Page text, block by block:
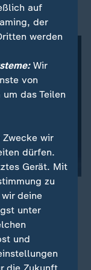
Friedman
Einzelfall-
auf
der
werden
Wir
von
das Teilen
wir
dürfen.
Gerät. Mit
zu
deine
unter
und
die Zukunft